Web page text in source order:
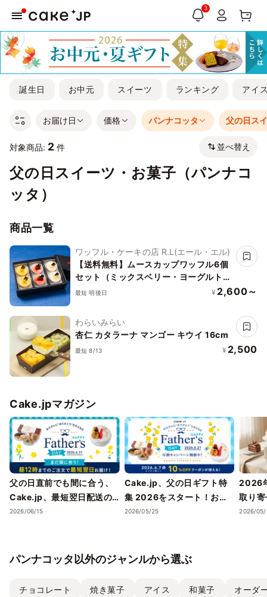
3
誕生日 お中元 スイーツ ランキング アイ
お届け日 価格 パンナコッタ 父の日ス
対象商品: 2 件 並べ替え
父の日スイーツ・お菓子（パンナコ
ッタ）
商品一覧
ワッフル・ケーキの店 R.L(エール・エル)
【送料無料】ムースカップワッフル6個
セット（ミックスベリー・ヨーグルトピ
ーチ・マンゴー）お中元2026
最短 明後日 ¥ 2,600～
わらいみらい
杏仁 カタラーナ マンゴー キウイ 16cm
最短 8/13 ¥ 2,500
Cake.jpマガジン
父の日直前でも間に合う、
Cake.jp、最短翌日配送の
父の日スイーツを展開
2026/06/15
Cake.jp、父の日ギフト特
集 2026をスタート！お酒
好き・甘党・健康志向ま
揃い！
2026/05/25
2026
取り
ばれ
2026/05/
パンナコッタ以外のジャンルから選ぶ
チョコレート 焼き菓子 アイス 和菓子 オーダ